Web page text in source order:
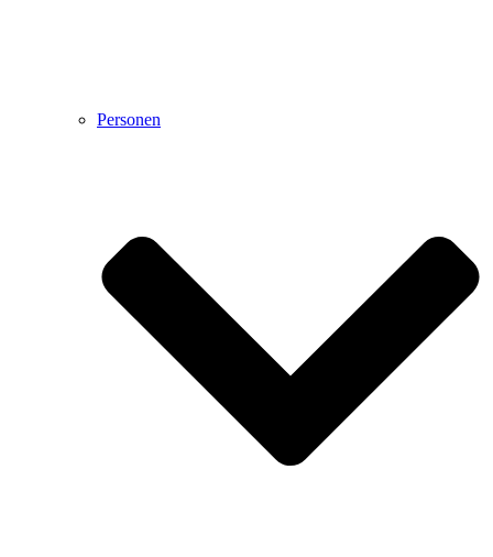
Personen